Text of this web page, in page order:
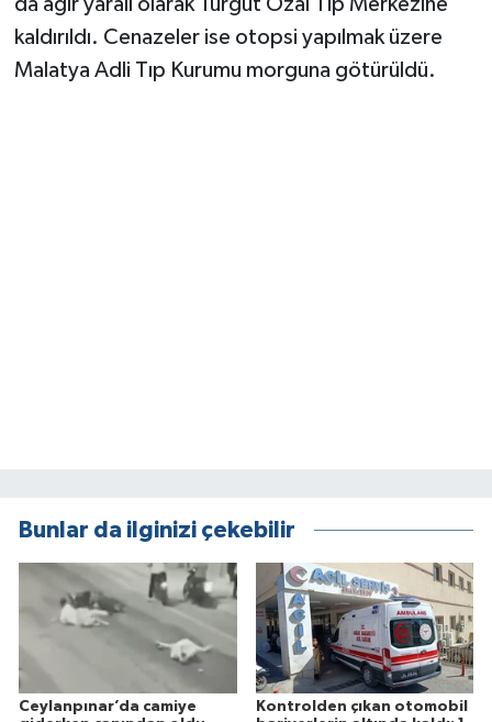
da ağır yaralı olarak Turgut Özal Tıp Merkezine
kaldırıldı. Cenazeler ise otopsi yapılmak üzere
Malatya Adli Tıp Kurumu morguna götürüldü.
Bunlar da ilginizi çekebilir
Ceylanpınar’da camiye
Kontrolden çıkan otomobil